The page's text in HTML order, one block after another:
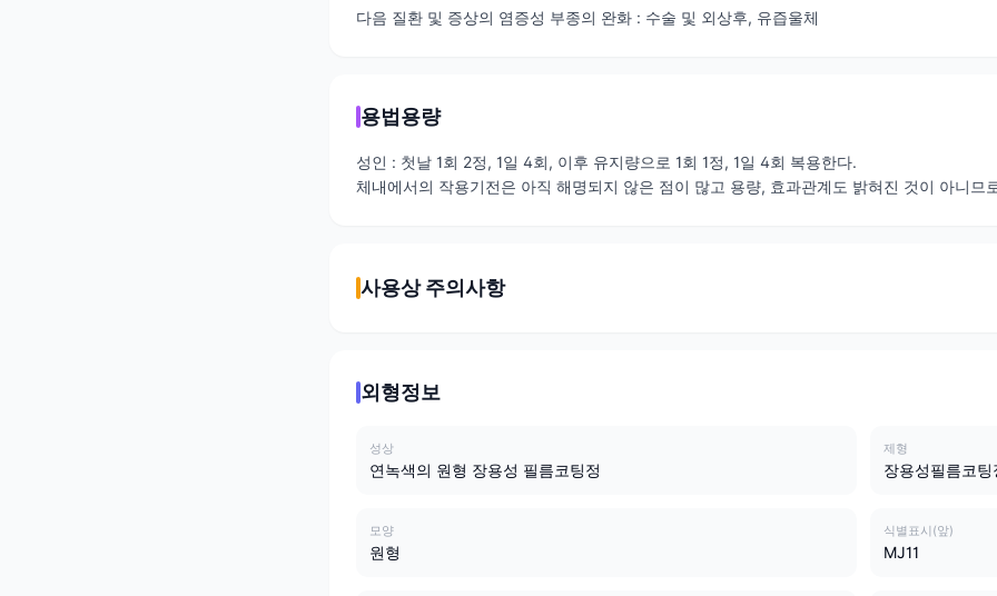
다음 질환 및 증상의 염증성 부종의 완화 : 수술 및 외상후, 유즙울체
용법용량
성인 : 첫날 1회 2정, 1일 4회, 이후 유지량으로 1회 1정, 1일 4회 복용한다.
체내에서의 작용기전은 아직 해명되지 않은 점이 많고 용량, 효과관계도 밝혀진 것이 아니므
사용상 주의사항
외형정보
성상
연녹색의 원형 장용성 필름코팅정
제형
장용성필름코팅
모양
원형
식별표시(앞)
MJ11